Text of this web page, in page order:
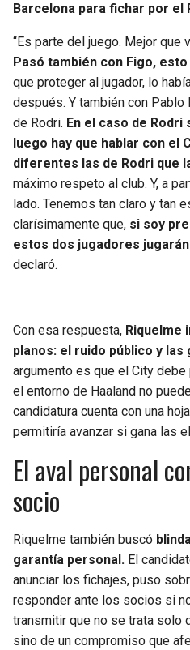
Barcelona para fichar por el
“Es parte del juego. Mejor que
Pasó también con Figo,
que proteger al jugador, lo
después. Y también con Pablo
de Rodri. En el caso de
luego hay que hablar con el
diferentes las de Rodri que
máximo respeto al club. Y, a
lado. Tenemos tan claro y tan
clarísimamente que, si soy
estos dos jugadores
declaró.
Con esa respuesta, Riquelme
planos: el ruido público y
argumento es que el City
el entorno de Haaland no
candidatura cuenta con una
permitiría avanzar si gana las
El aval personal
socio
Riquelme también buscó
garantía personal. El
anunciar los fichajes, puso
responder ante los socios si
transmitir que no se trata solo
sino de un compromiso que